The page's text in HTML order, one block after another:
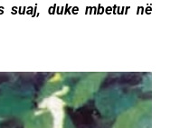
suaj, duke mbetur në